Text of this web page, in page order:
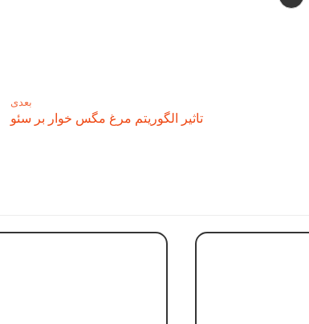
بعدی
تاثیر الگوریتم مرغ مگس خوار بر سئو